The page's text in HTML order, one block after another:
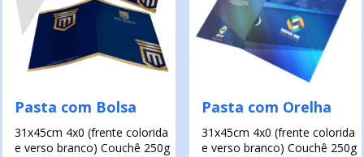
Pasta com Bolsa
31x45cm 4x0 (frente colorida
e verso branco) Couchê 250g
Pasta com Orelha
31x45cm 4x0 (frente colorida
e verso branco) Couchê 250g